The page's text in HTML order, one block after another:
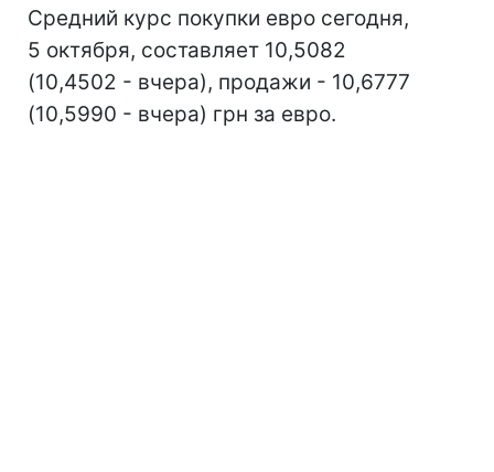
Средний курс покупки евро сегодня,
5 октября, составляет 10,5082
(10,4502 - вчера), продажи - 10,6777
(10,5990 - вчера) грн за евро.